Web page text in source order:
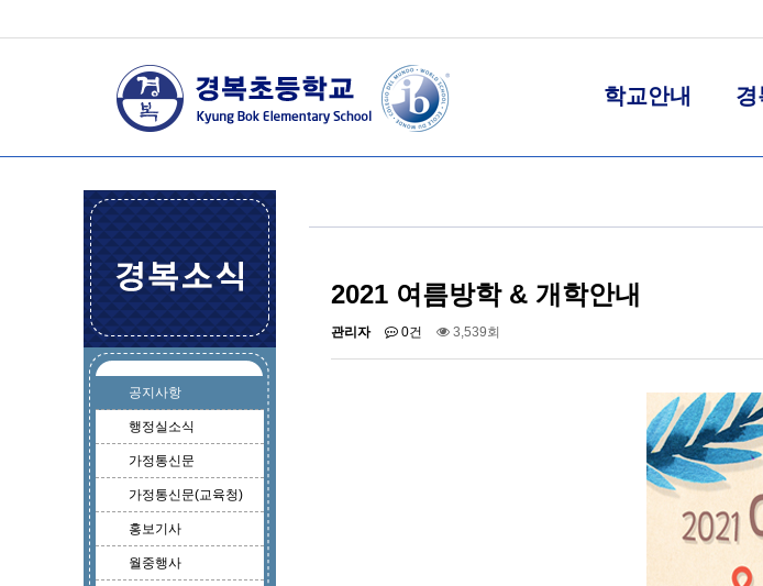
학교안내 경
공지사항
행정실소식
가정통신문
가정통신문(교육청)
홍보기사
월중행사
2021 여름방학 & 개학안내
관리자 0건 3,539회